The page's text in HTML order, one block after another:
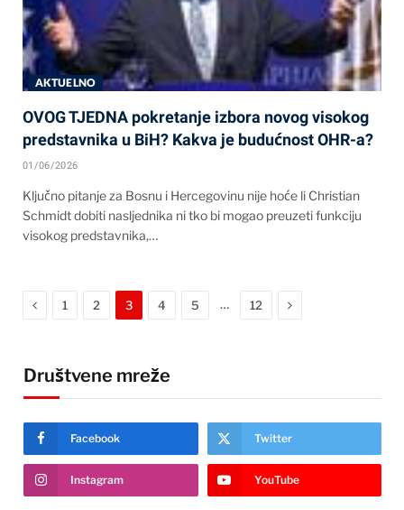
AKTUELNO
OVOG TJEDNA pokretanje izbora novog visokog
predstavnika u BiH? Kakva je budućnost OHR-a?
01/06/2026
Ključno pitanje za Bosnu i Hercegovinu nije hoće li Christian
Schmidt dobiti nasljednika ni tko bi mogao preuzeti funkciju
visokog predstavnika,…
Previous
1 2 3 4 5 … 12 Next
Društvene mreže
Facebook Twitter
Instagram YouTube